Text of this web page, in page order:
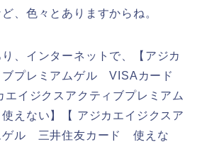
、色々とありますからね。
、インターネットで、【アジカ
ブプレミアムゲル VISAカード
エイジクスアクティブプレミアム
ない】【 アジカエイジクスア
ゲル 三井住友カード 使えな